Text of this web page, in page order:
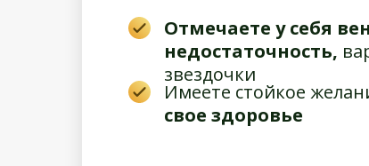
Отмечаете у себя
недостаточность,
звездочки
Имеете стойкое
свое здоровье